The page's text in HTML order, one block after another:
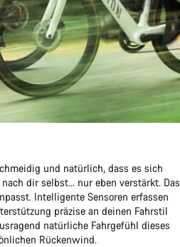
und natürlich, dass es sich
dir selbst… nur eben verstärkt. Das
Intelligente Sensoren erfassen
präzise an deinen Fahrstil
natürliche Fahrgefühl dieses
Rückenwind.